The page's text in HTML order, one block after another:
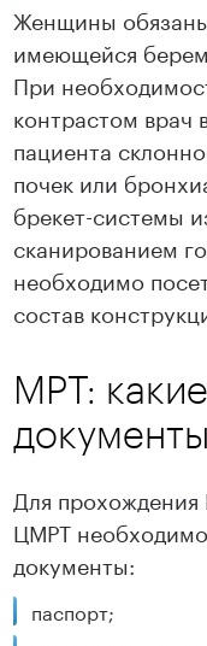
Женщины
имеющейся
При
контрастом врач
пациента
почек или
брекет-системы
сканированием
необходимо
состав
МРТ:
документы
Для прохождения
ЦМРТ
документы:
паспорт;